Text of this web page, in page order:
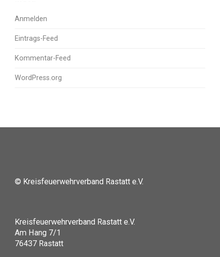
Anmelden
Eintrags-Feed
Kommentar-Feed
WordPress.org
© Kreisfeuerwehrverband Rastatt e.V.
Kreisfeuerwehrverband Rastatt e.V.
Am Hang 7/1
76437 Rastatt